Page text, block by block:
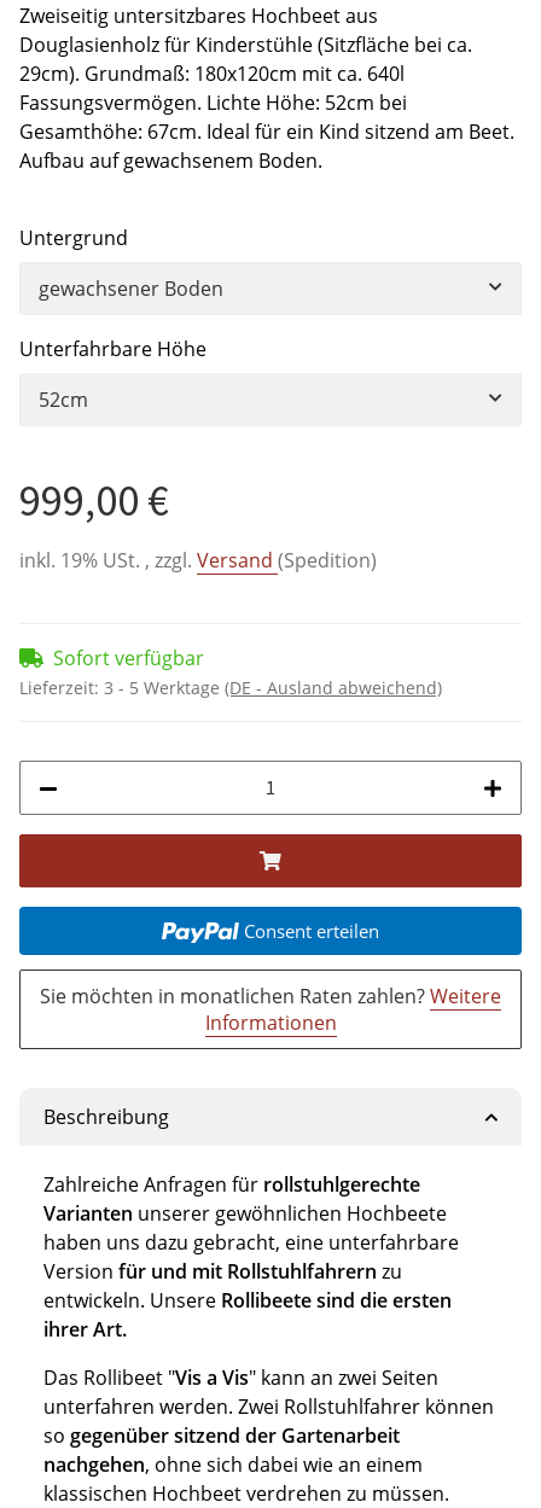
Zweiseitig untersitzbares Hochbeet aus
Douglasienholz für Kinderstühle (Sitzfläche bei ca.
29cm). Grundmaß: 180x120cm mit ca. 640l
Fassungsvermögen. Lichte Höhe: 52cm bei
Gesamthöhe: 67cm. Ideal für ein Kind sitzend am Beet.
Aufbau auf gewachsenem Boden.
Untergrund
gewachsener Boden
Unterfahrbare Höhe
52cm
999,00 €
inkl. 19% USt. , zzgl. Versand (Spedition)
Sofort verfügbar
Lieferzeit: 3 - 5 Werktage (DE - Ausland abweichend)
Consent erteilen
Sie möchten in monatlichen Raten zahlen?Weitere
Informationen
Beschreibung
Zahlreiche Anfragen für rollstuhlgerechte
Varianten unserer gewöhnlichen Hochbeete
haben uns dazu gebracht, eine unterfahrbare
Version für und mit Rollstuhlfahrern zu
entwickeln. Unsere Rollibeete sind die ersten
ihrer Art.
Das Rollibeet "Vis a Vis" kann an zwei Seiten
unterfahren werden. Zwei Rollstuhlfahrer können
so gegenüber sitzend der Gartenarbeit
nachgehen, ohne sich dabei wie an einem
klassischen Hochbeet verdrehen zu müssen.